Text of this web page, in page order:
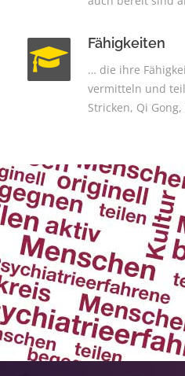
Fähigkeiten
… die ihre
vermitteln und
Stricken, Qi